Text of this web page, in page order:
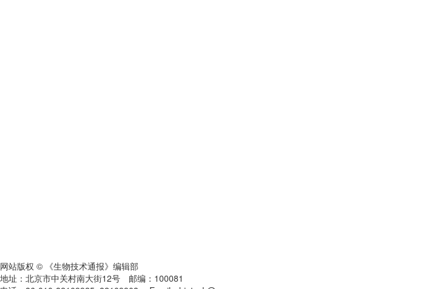
网站版权 © 《生物技术通报》编辑部
地址：北京市中关村南大街12号 邮编：100081